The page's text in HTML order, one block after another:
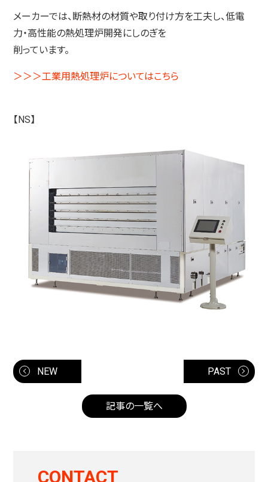
メーカーでは、断熱材の材質や取り付け方を工夫し、低電
力・高性能の熱処理炉開発にしのぎを
削っています。
＞＞＞工業用熱処理炉についてはこちら
【NS】
NEW
記事の一覧へ
PAST
CONTACT